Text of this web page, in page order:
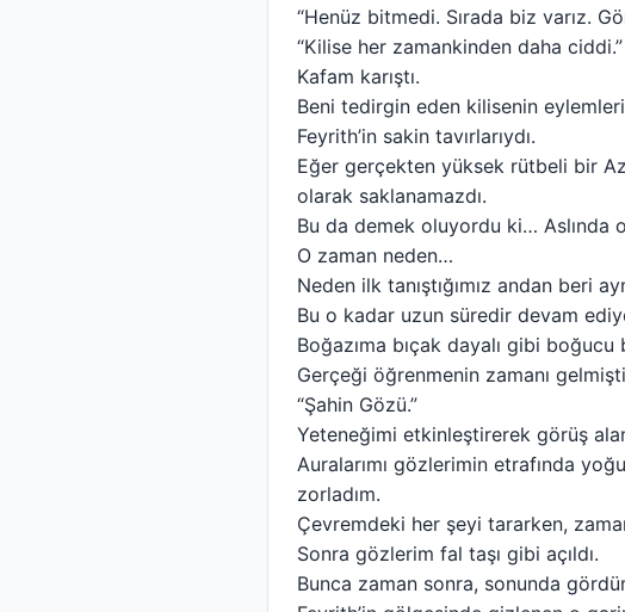
“Henüz bitmedi. Sırada biz varız.
“Kilise her zamankinden daha ciddi.”
Kafam karıştı.
Beni tedirgin eden kilisenin
Feyrith’in sakin tavırlarıydı.
Eğer gerçekten yüksek rütbeli bir
olarak saklanamazdı.
Bu da demek oluyordu ki… Aslında
O zaman neden…
Neden ilk tanıştığımız andan beri
Bu o kadar uzun süredir devam
Boğazıma bıçak dayalı gibi boğucu
Gerçeği öğrenmenin zamanı
“Şahin Gözü.”
Yeteneğimi etkinleştirerek görüş
Auralarımı gözlerimin etrafında
zorladım.
Çevremdeki her şeyi tararken,
Sonra gözlerim fal taşı gibi açıldı.
Bunca zaman sonra, sonunda